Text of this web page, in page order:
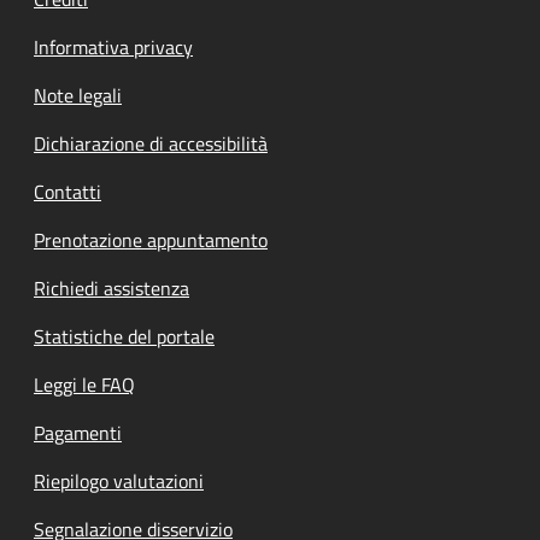
Informativa privacy
Note legali
Dichiarazione di accessibilità
Contatti
Prenotazione appuntamento
Richiedi assistenza
Statistiche del portale
Leggi le FAQ
Pagamenti
Riepilogo valutazioni
Segnalazione disservizio